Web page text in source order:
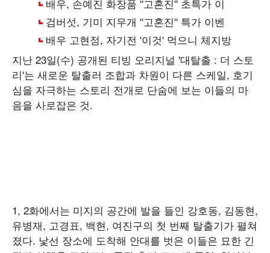
지난 23일(수) 공개된 티빙 오리지널 '대탈출 : 더 스토
리'는 새로운 탈출러 조합과 차원이 다른 스케일, 호기
심을 자극하는 스토리 전개로 단숨에 보는 이들의 마
음을 사로잡은 것.
1, 2화에서는 미지의 공간에 발을 들인 강호동, 김동현,
유병재, 고경표, 백현, 여진구의 첫 번째 탈출기가 펼쳐
졌다. 낯선 장소에 도착해 안대를 벗은 이들은 묘한 긴